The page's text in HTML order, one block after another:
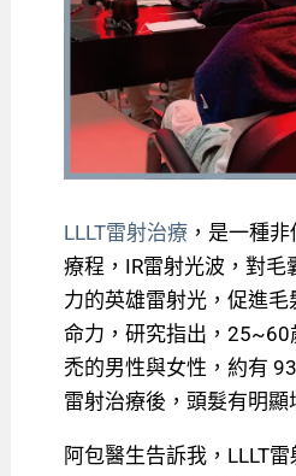
LLLT雷射治療 ，是一種
療程，IR雷射光波，對毛
力的英雄雷射光，促進
命力，研究指出，25~60
禿的男性與女性，約有
雷射治療後，頭髮有明顯
阿包醫生告訴我，LLLT